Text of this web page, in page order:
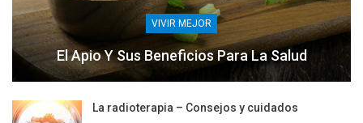
VIVIR MEJOR
El Apio Y Sus Beneficios Para La Salud
La radioterapia – Consejos y cuidados